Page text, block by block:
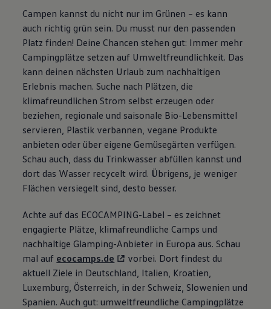
Campen kannst du nicht nur im Grünen – es kann
auch richtig grün sein. Du musst nur den passenden
Platz finden! Deine Chancen stehen gut: Immer mehr
Campingplätze setzen auf Umweltfreundlichkeit. Das
kann deinen nächsten Urlaub zum nachhaltigen
Erlebnis machen. Suche nach Plätzen, die
klimafreundlichen Strom selbst erzeugen oder
beziehen, regionale und saisonale Bio-Lebensmittel
servieren, Plastik verbannen, vegane Produkte
anbieten oder über eigene Gemüsegärten verfügen.
Schau auch, dass du Trinkwasser abfüllen kannst und
dort das Wasser recycelt wird. Übrigens, je weniger
Flächen versiegelt sind, desto besser.
Achte auf das ECOCAMPING-Label – es zeichnet
engagierte Plätze, klimafreundliche Camps und
nachhaltige Glamping-Anbieter in Europa aus. Schau
mal auf ecocamps.de
vorbei. Dort findest du
aktuell Ziele in Deutschland, Italien, Kroatien,
Luxemburg, Österreich, in der Schweiz, Slowenien und
Spanien. Auch gut: umweltfreundliche Campingplätze